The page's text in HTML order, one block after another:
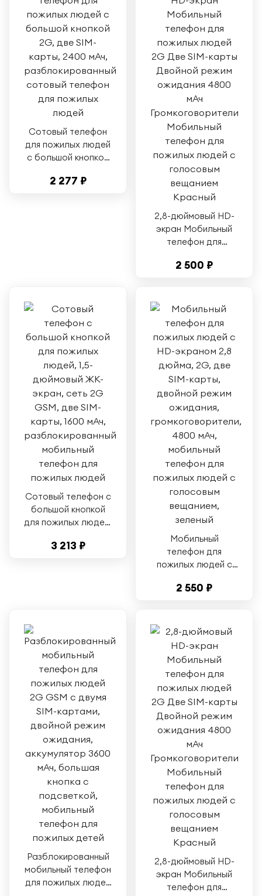
Сотовый телефон
для пожилых людей
с большой кнопкой
2400 мАч,
2 277 ₽
2,8-дюймовый HD-
экран Мобильный
телефон для
Две SIM-карты
Громкоговорители
Мобильный
телефон для
пожилых людей с
голосовым
вещанием Красный
2 500 ₽
Сотовый телефон с
большой кнопкой
для пожилых людей,
экран, сеть 2G
3 213 ₽
Мобильный
телефон для
пожилых людей с
дюйма, 2G, две SIM-
громкоговорители,
4800 мАч,
мобильный телефон
для пожилых людей
с голосовым
вещанием, зеленый
2 550 ₽
Разблокированный
мобильный телефон
для пожилых людей
2,8-дюймовый HD-
экран Мобильный
телефон для